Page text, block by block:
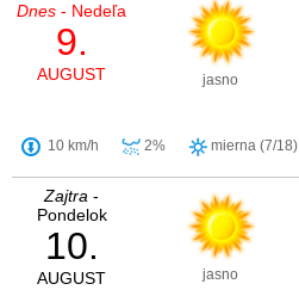
Dnes - Nedeľa
9.
AUGUST jasno
10 km/h 2% mierna (7/18)
Zajtra -
Pondelok
10.
AUGUST jasno